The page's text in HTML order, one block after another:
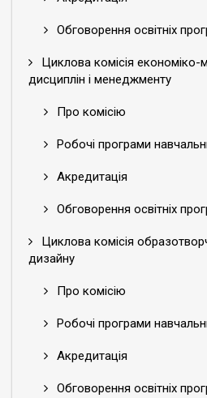
Обговорення освітніх
Циклова комісія економіко-
дисциплін і менеджменту
Про комісію
Робочі програми
Акредитація
Обговорення освітніх
Циклова комісія
дизайну
Про комісію
Робочі програми
Акредитація
Обговорення освітніх